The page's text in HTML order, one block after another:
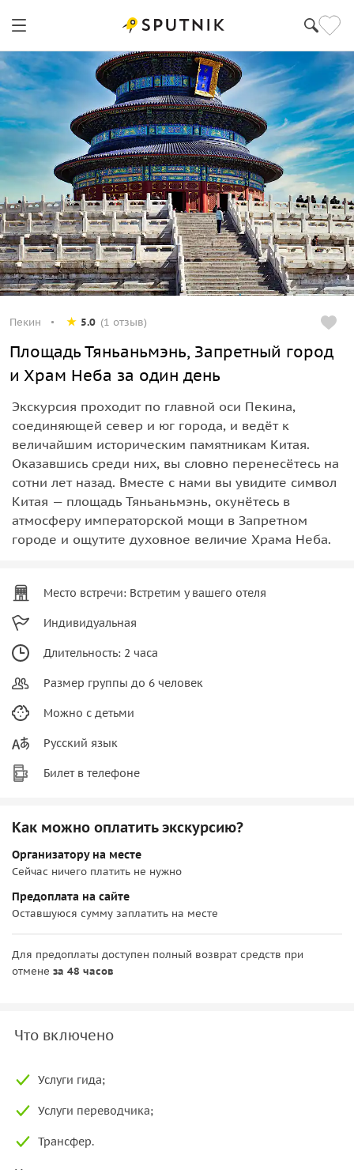
Пекин 5.0 (1 отзыв)
Площадь Тяньаньмэнь, Запретный город
и Храм Неба за один день
Экскурсия проходит по главной оси Пекина,
соединяющей север и юг города, и ведёт к
величайшим историческим памятникам Китая.
Оказавшись среди них, вы словно перенесётесь на
сотни лет назад. Вместе с нами вы увидите символ
Китая — площадь Тяньаньмэнь, окунётесь в
атмосферу императорской мощи в Запретном
городе и ощутите духовное величие Храма Неба.
Место встречи: Встретим у вашего отеля
Индивидуальная
Длительность: 2 часа
Размер группы до 6 человек
Можно с детьми
Русский язык
Билет в телефоне
Как можно оплатить экскурсию?
Организатору на месте
Сейчас ничего платить не нужно
Предоплата на сайте
Оставшуюся сумму заплатить на месте
Для предоплаты доступен полный возврат средств при
отмене за 48 часов
Что включено
Услуги гида;
Услуги переводчика;
Трансфер.